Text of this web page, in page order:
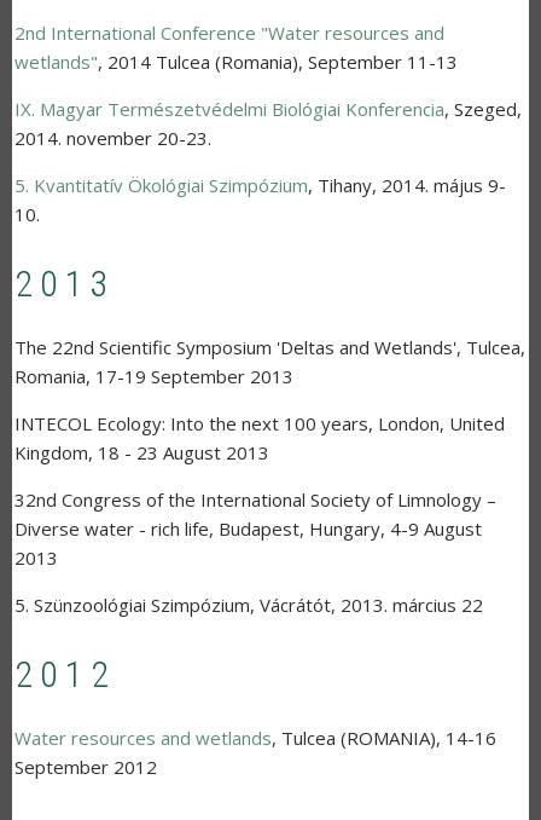
2nd International Conference "Water resources and
wetlands", 2014 Tulcea (Romania), September 11-13
IX. Magyar Természetvédelmi Biológiai Konferencia, Szeged,
2014. november 20-23.
5. Kvantitatív Ökológiai Szimpózium, Tihany, 2014. május 9-
10.
2013
The 22nd Scientific Symposium 'Deltas and Wetlands', Tulcea,
Romania, 17-19 September 2013
INTECOL Ecology: Into the next 100 years, London, United
Kingdom, 18 - 23 August 2013
32nd Congress of the International Society of Limnology –
Diverse water - rich life, Budapest, Hungary, 4-9 August
2013
5. Szünzoológiai Szimpózium, Vácrátót, 2013. március 22
2012
Water resources and wetlands, Tulcea (ROMANIA), 14-16
September 2012